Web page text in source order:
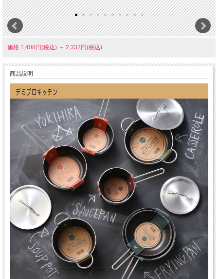
価格:1,408円(税込) ～ 2,332円(税込)
商品説明